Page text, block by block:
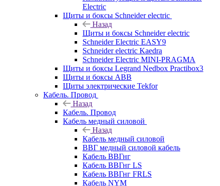
Electric
Щиты и боксы Schneider electric
Назад
Щиты и боксы Schneider electric
Schneider Electric EASY9
Schneider electric Kaedra
Schneider Electric MINI-PRAGMA
Щиты и боксы Legrand Nedbox Practibox3
Щиты и боксы ABB
Щиты электрические Tekfor
Кабель. Провод
Назад
Кабель. Провод
Кабель медный силовой
Назад
Кабель медный силовой
ВВГ медный силовой кабель
Кабель ВВГнг
Кабель ВВГнг LS
Кабель ВВГнг FRLS
Кабель NYM